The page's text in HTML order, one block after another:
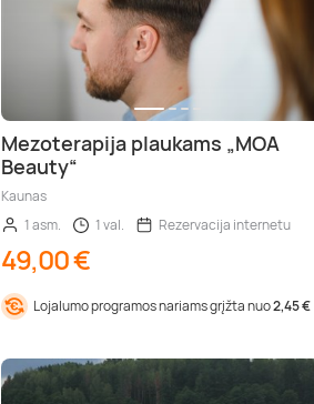
Mezoterapija plaukams „MOA
Beauty“
Kaunas
1 asm.
1 val. Rezervacija internetu
49,00 €
Lojalumo programos nariams grįžta nuo2,45 €